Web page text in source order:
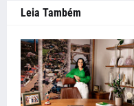
Leia Também